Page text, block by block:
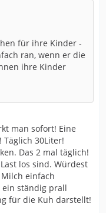
für ihre Kinder -
ran, wenn er die
ihre Kinder
man sofort! Eine
Täglich 30Liter!
Das 2 mal täglich!
los sind. Würdest
einfach
ein ständig prall
für die Kuh darstellt!